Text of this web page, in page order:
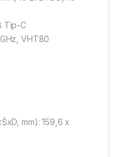
Tip-C
VHT80
mm): 159,6 x